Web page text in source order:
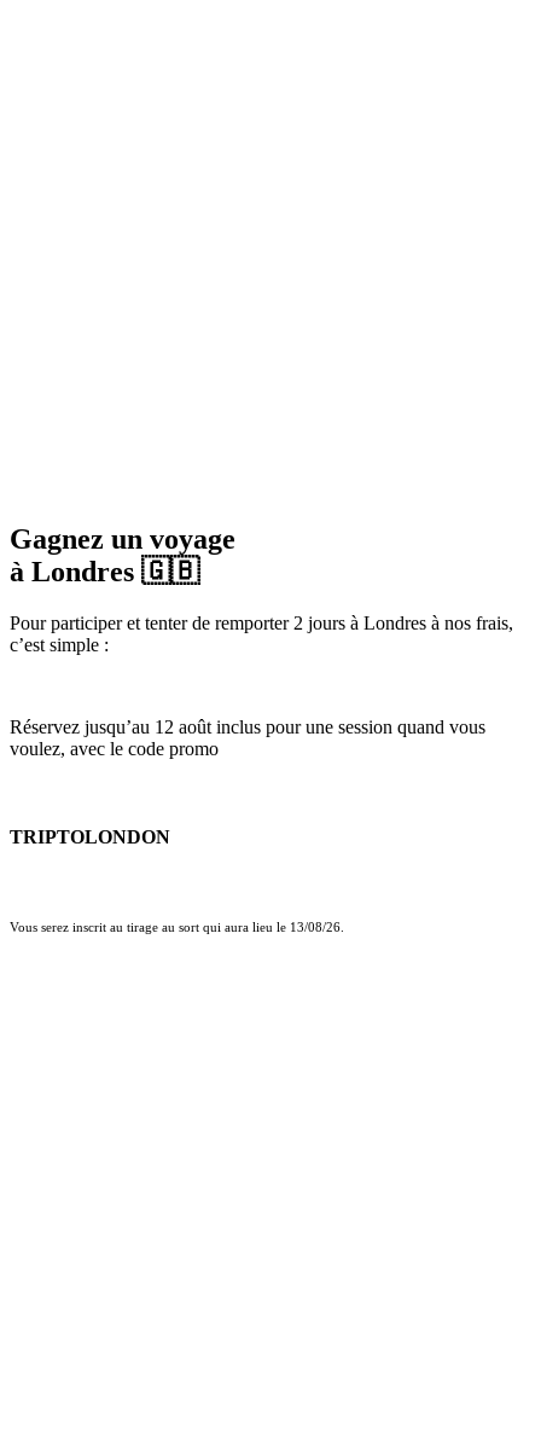
Gagnez un voyage
à Londres 🇬🇧
Pour participer et tenter de remporter 2 jours à Londres à nos frais,
c’est simple :
Réservez jusqu’au 12 août inclus pour une session quand vous
voulez, avec le code promo
TRIPTOLONDON
Vous serez inscrit au tirage au sort qui aura lieu le 13/08/26.